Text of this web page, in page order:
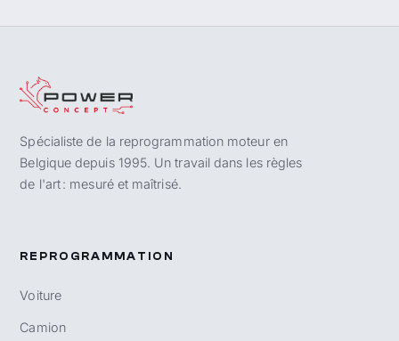
Spécialiste de la reprogrammation moteur en
Belgique depuis 1995. Un travail dans les règles
de l'art : mesuré et maîtrisé.
REPROGRAMMATION
Voiture
Camion